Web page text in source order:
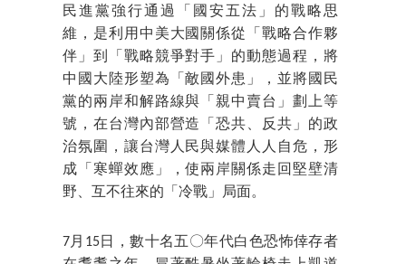
民進黨強行通過「國安五法」的戰略思
維，是利用中美大國關係從「戰略合作夥
伴」到「戰略競爭對手」的動態過程，將
中國大陸形塑為「敵國外患」，並將國民
黨的兩岸和解路線與「親中賣台」劃上等
號，在台灣內部營造「恐共、反共」的政
治氛圍，讓台灣人民與媒體人人自危，形
成「寒蟬效應」，使兩岸關係走回堅壁清
野、互不往來的「冷戰」局面。
7月15日，數十名五〇年代白色恐怖倖存者